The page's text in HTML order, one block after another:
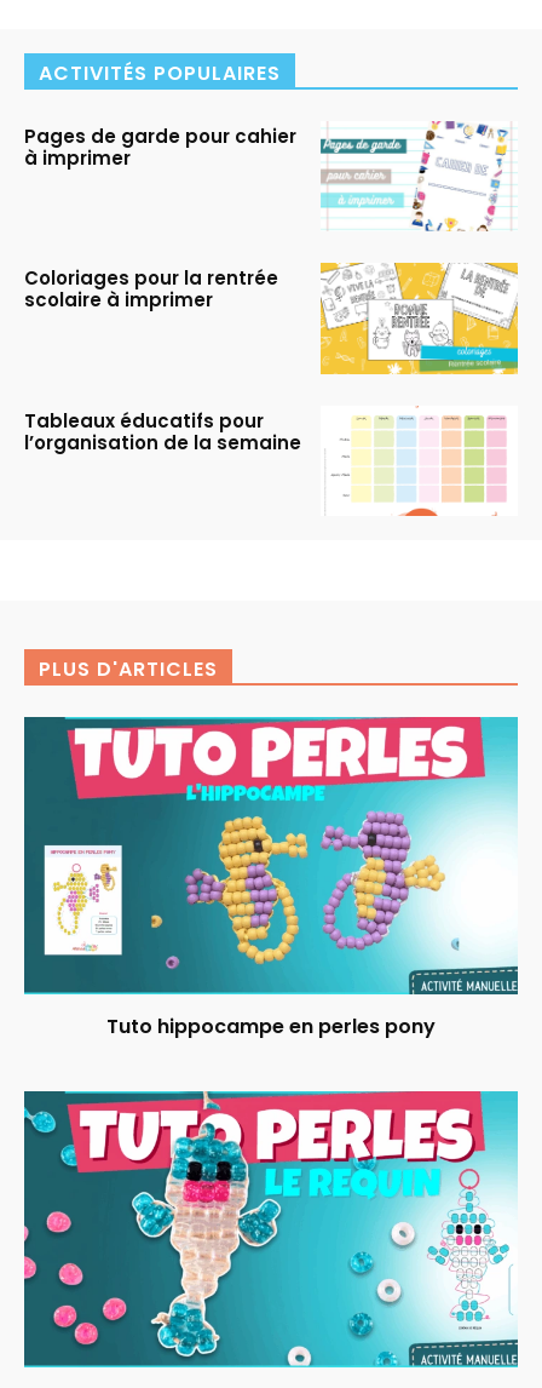
ACTIVITÉS POPULAIRES
Pages de garde pour cahier
à imprimer
Coloriages pour la rentrée
scolaire à imprimer
Tableaux éducatifs pour
l’organisation de la semaine
PLUS D'ARTICLES
Tuto hippocampe en perles pony